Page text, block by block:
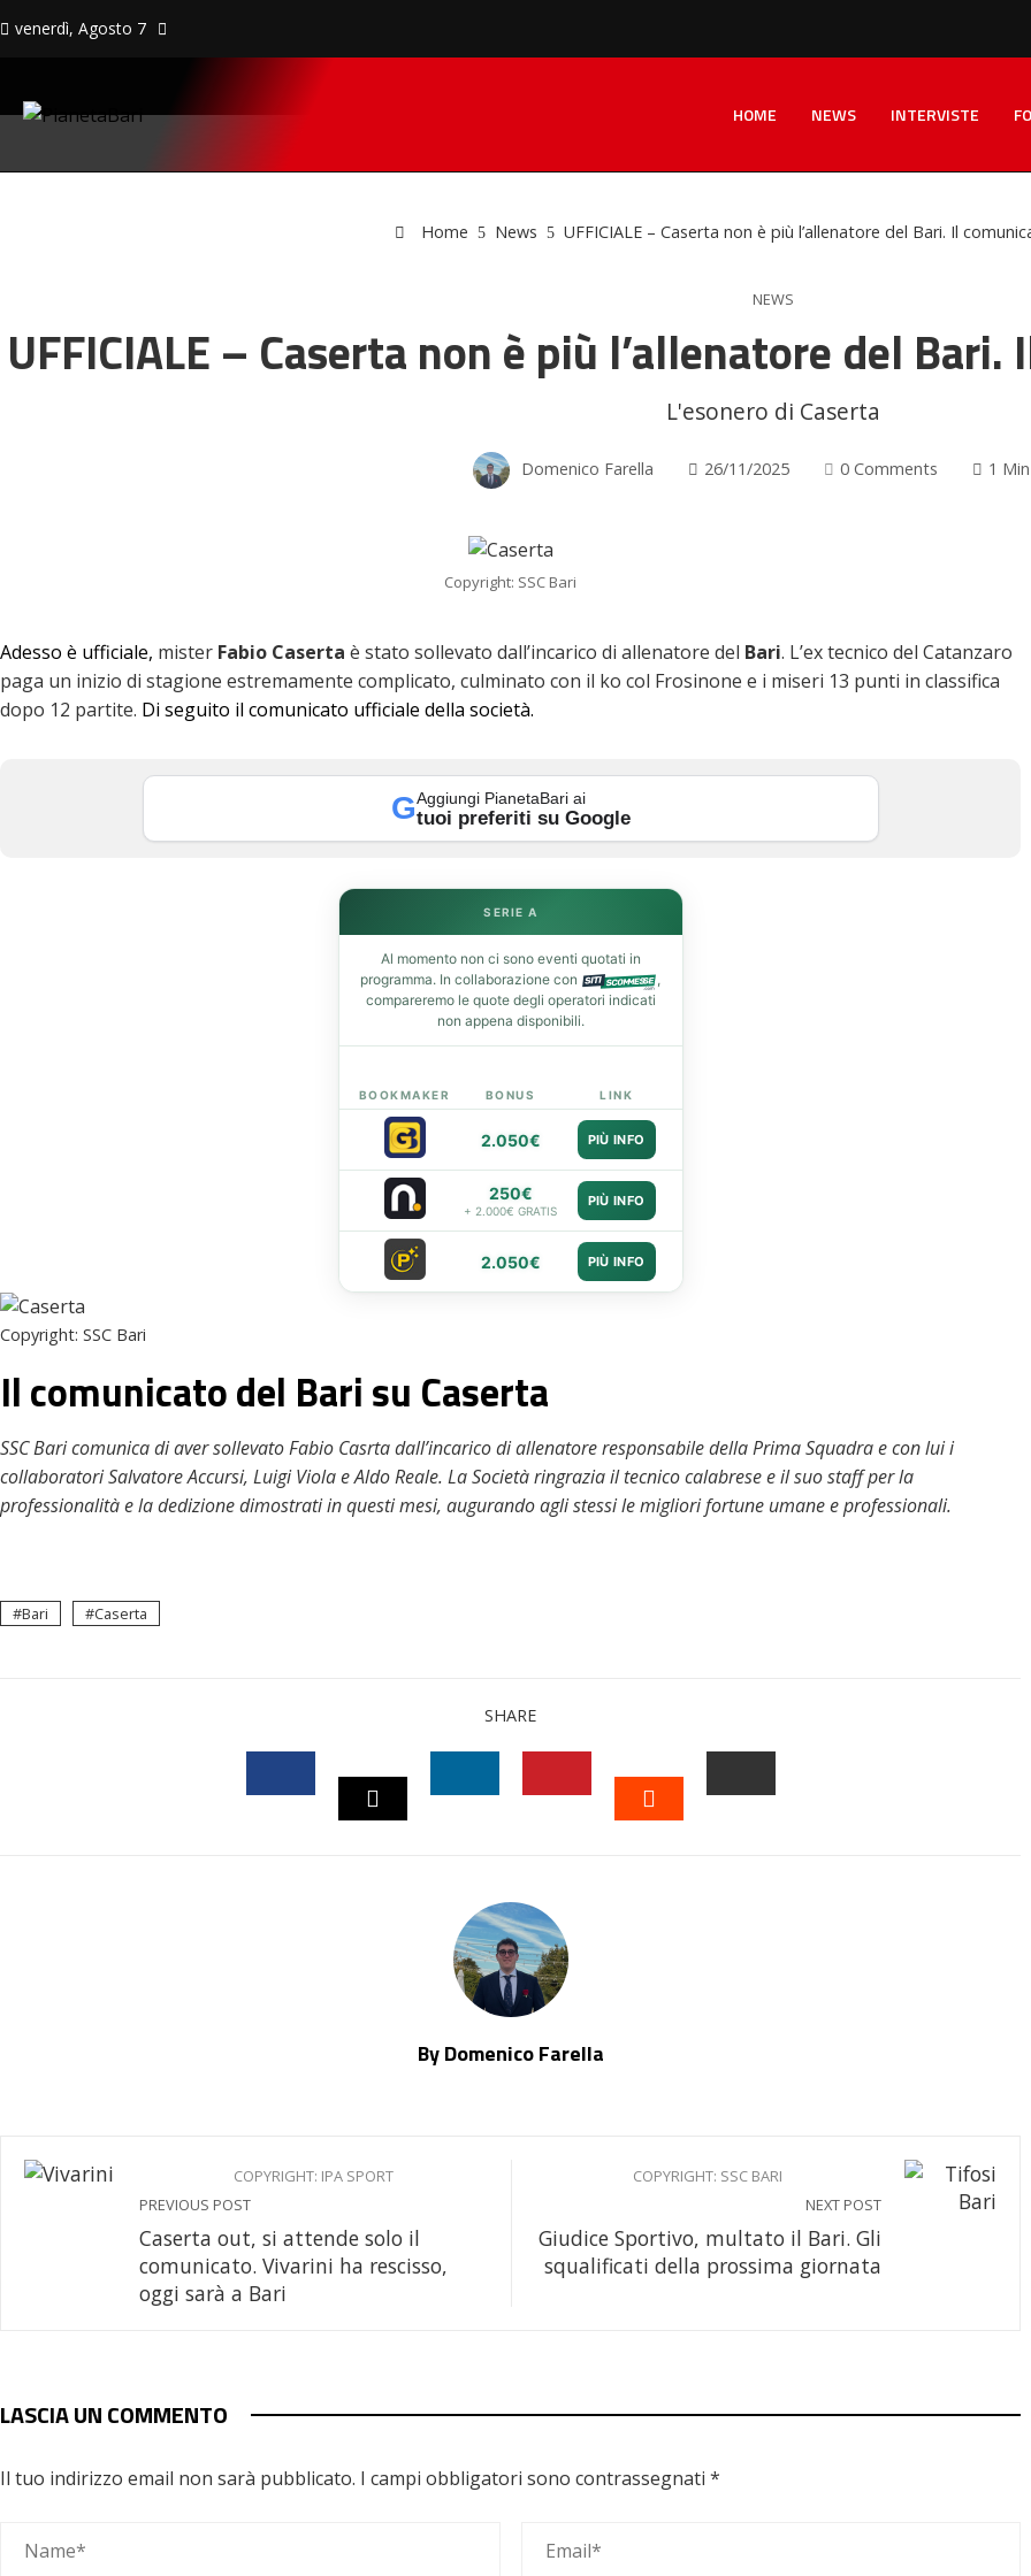
venerdì, Agosto 7
HOME NEWS INTERVISTE
Home News UFFICIALE – Caserta non è più l’allenatore del Bari. Il
NEWS
UFFICIALE – Caserta non è più l’allenatore del
L'esonero di Caserta
Domenico Farella 26/11/2025 0 Comments 1
Copyright: SSC Bari
Adesso è ufficiale, mister Fabio Caserta è stato sollevato dall’incarico di allenatore del Bari. L’ex tecnico del Catanzaro
paga un inizio di stagione estremamente complicato, culminato con il ko col Frosinone e i miseri 13 punti in classifica
dopo 12 partite. Di seguito il comunicato ufficiale della società.
GAggiungi PianetaBari ai
tuoi preferiti su Google
SERIE A
Al momento non ci sono eventi quotati in
programma. In collaborazione con
,
compareremo le quote degli operatori indicati
non appena disponibili.
BOOKMAKER BONUS LINK
2.050€ PIÙ INFO
250€
+ 2.000€ GRATIS
PIÙ INFO
2.050€ PIÙ INFO
Copyright: SSC Bari
Il comunicato del Bari su Caserta
SSC Bari comunica di aver sollevato Fabio Casrta dall’incarico di allenatore responsabile della Prima Squadra e con lui i
collaboratori Salvatore Accursi, Luigi Viola e Aldo Reale. La Società ringrazia il tecnico calabrese e il suo staff per la
professionalità e la dedizione dimostrati in questi mesi, augurando agli stessi le migliori fortune umane e professionali.
Bari Caserta
SHARE
FACEBOOK PINTEREST
By Domenico Farella
COPYRIGHT: IPA SPORT
PREVIOUS POST
Caserta out, si attende solo il
comunicato. Vivarini ha rescisso,
oggi sarà a Bari
COPYRIGHT: SSC BARI
NEXT POST
Giudice Sportivo, multato il Bari. Gli
squalificati della prossima giornata
LASCIA UN COMMENTO
Il tuo indirizzo email non sarà pubblicato. I campi obbligatori sono contrassegnati *